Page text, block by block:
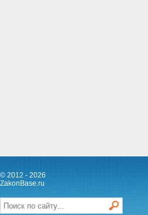
© 2012 - 2026
ZakonBase.ru